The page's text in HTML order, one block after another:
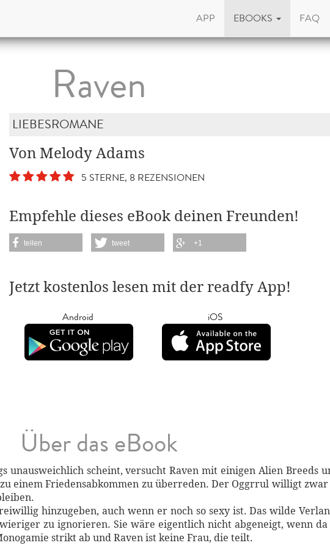
APP EBOOKS FAQ
Raven
LIEBESROMANE
Von Melody Adams
5 STERNE, 8 REZENSIONEN
Empfehle dieses eBook deinen Freunden!
teilen tweet +1
Jetzt kostenlos lesen mit der readfy App!
Android iOS
Über das eBook
unausweichlich scheint, versucht Raven mit einigen Alien Breeds
einem Friedensabkommen zu überreden. Der Oggrrul willigt
hinzugeben, auch wenn er noch so sexy ist. Das wilde
zu ignorieren. Sie wäre eigentlich nicht abgeneigt, wenn da
strikt ab und Raven ist keine Frau, die teilt.